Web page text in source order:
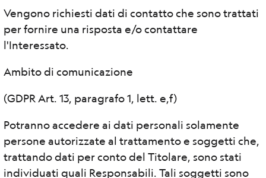
Vengono richiesti dati di contatto che sono trattati
per fornire una risposta e/o contattare
l'Interessato.
Ambito di comunicazione
(GDPR Art. 13, paragrafo 1, lett. e,f)
Potranno accedere ai dati personali solamente
persone autorizzate al trattamento e soggetti che,
trattando dati per conto del Titolare, sono stati
individuati quali Responsabili. Tali soggetti sono